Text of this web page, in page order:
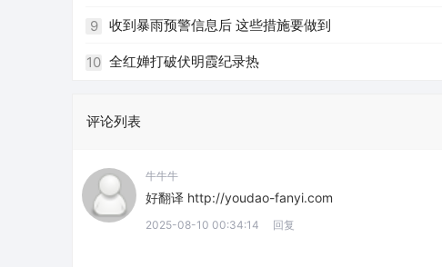
9 收到暴雨预警信息后 这些措施要做到
10 全红婵打破伏明霞纪录热
评论列表
牛牛牛
好翻译 http://youdao-fanyi.com
2025-08-10 00:34:14 回复